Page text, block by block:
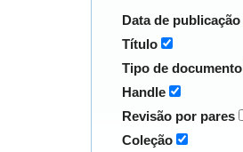
Data de publicação
Título
Tipo de documento
Handle
Revisão por pares
Coleção